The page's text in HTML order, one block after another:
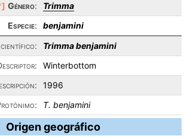
Género:
Trimma
Especie:
benjamini
Trimma benjamini
Winterbottom
1996
T. benjamini
Origen geográfico